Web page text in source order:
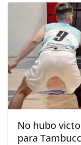
No hubo
para